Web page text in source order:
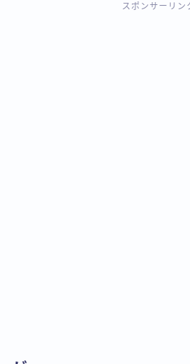
スポンサーリン